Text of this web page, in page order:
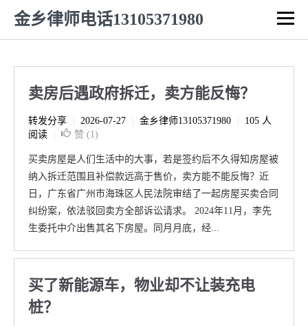
金乡律师电话13105371980
卖房后遇政府拆迁，卖方能反悔？
转发分享 2026-07-27 金乡律师13105371980
105 人
阅读
赞 (1)
买卖房屋是人们生活中的大事，若是签约后不久得知房屋被
纳入拆迁范围且补偿款远高于售价，卖方能不能反悔？近
日，广东省广州市海珠区人民法院审结了一起房屋买卖合同
纠纷案，依法驳回卖方全部诉讼请求。 2024年11月，李先
生委托中介出售其名下房屋。同月月底，经...
买了新能源车，物业却不让装充电
桩？